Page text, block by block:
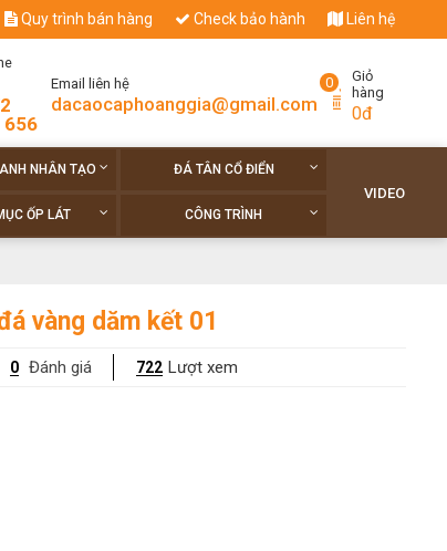
Quy trình bán hàng Check bảo hành Liên hệ
656
Email liên hệ
dacaocaphoanggia@gmail.com
0
Giỏ
hàng
0đ
NHÂN TẠO ĐÁ TÂN CỔ ĐIỂN
ỐP LÁT CÔNG TRÌNH
VIDEO
vàng dăm kết 01
0 Đánh giá 722 Lượt xem